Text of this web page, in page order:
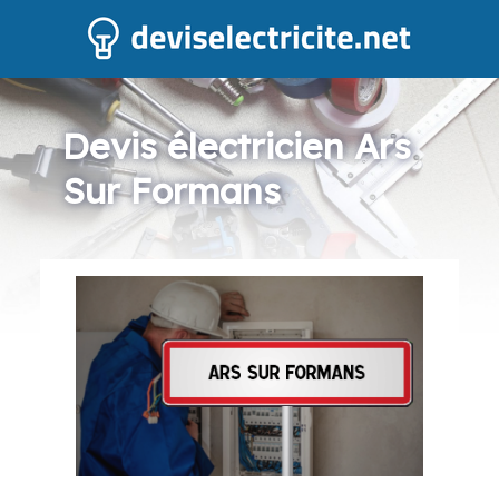
Devis électricien Ars
Sur Formans